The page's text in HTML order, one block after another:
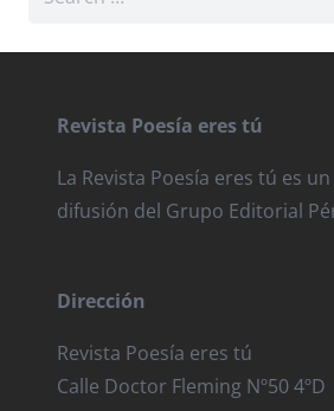
Revista Poesía eres tú
La Revista Poesía eres tú es
difusión del Grupo Editorial
Dirección
Revista Poesía eres tú
Calle Doctor Fleming Nº50 4ºD